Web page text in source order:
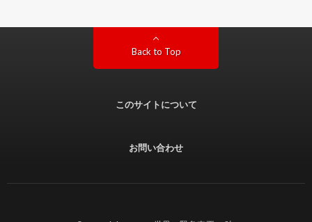
Back to Top
このサイトについて
お問い合わせ